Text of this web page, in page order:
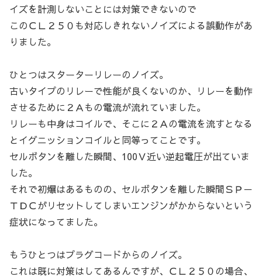
イズを計測しないことには対策できないので
このＣＬ２５０も対応しきれないノイズによる誤動作があ
りました。
ひとつはスターターリレーのノイズ。
古いタイプのリレーで性能が良くないのか、リレーを動作
させるために２Ａもの電流が流れていました。
リレーも中身はコイルで、そこに２Ａの電流を流すとなる
とイグニッションコイルと同等ってことです。
セルボタンを離した瞬間、100Ｖ近い逆起電圧が出ていま
した。
それで初爆はあるものの、セルボタンを離した瞬間ＳＰ－
ＴＤＣがリセットしてしまいエンジンがかからないという
症状になってました。
もうひとつはプラグコードからのノイズ。
これは既に対策はしてあるんですが、ＣＬ２５０の場合、